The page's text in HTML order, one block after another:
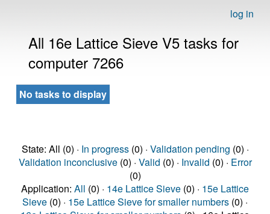
log in
All 16e Lattice Sieve V5 tasks for
computer 7266
No tasks to display
State: All (0) · In progress(0) · Validation pending (0) ·
Validation inconclusive(0) · Valid (0) · Invalid (0) · Error
(0)
Application: All (0) · 14e Lattice Sieve (0) · 15e Lattice
Sieve (0) · 15e Lattice Sieve for smaller numbers (0) ·